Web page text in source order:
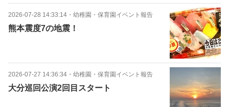
2026-07-28 14:33:14 ・ 幼稚園・保育園イベント報告
熊本震度7の地震！
2026-07-27 14:36:34 ・ 幼稚園・保育園イベント報告
大分巡回公演2回目スタート